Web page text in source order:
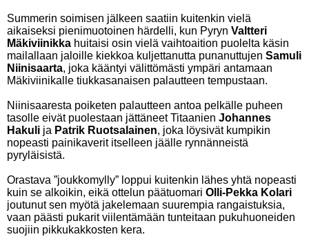
Summerin soimisen jälkeen saatiin kuitenkin vielä
aikaiseksi pienimuotoinen härdelli, kun Pyryn Valtteri
Mäkiviinikka huitaisi osin vielä vaihtoaition puolelta käsin
mailallaan jaloille kiekkoa kuljettanutta punanuttujen Samuli
Niinisaarta, joka kääntyi välittömästi ympäri antamaan
Mäkiviinikalle tiukkasanaisen palautteen tempustaan.
Niinisaaresta poiketen palautteen antoa pelkälle puheen
tasolle eivät puolestaan jättäneet Titaanien Johannes
Hakuli ja Patrik Ruotsalainen, joka löysivät kumpikin
nopeasti painikaverit itselleen jäälle rynnänneistä
pyryläisistä.
Orastava ”joukkomylly” loppui kuitenkin lähes yhtä nopeasti
kuin se alkoikin, eikä ottelun päätuomari Olli-Pekka Kolari
joutunut sen myötä jakelemaan suurempia rangaistuksia,
vaan päästi pukarit viilentämään tunteitaan pukuhuoneiden
suojiin pikkukakkosten kera.